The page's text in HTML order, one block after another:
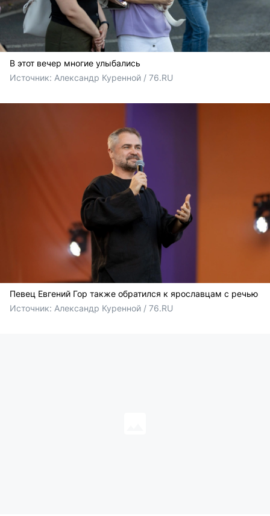
В этот вечер многие улыбались
Источник: Александр Куренной / 76.RU
Певец Евгений Гор также обратился к ярославцам с речью
Источник: Александр Куренной / 76.RU